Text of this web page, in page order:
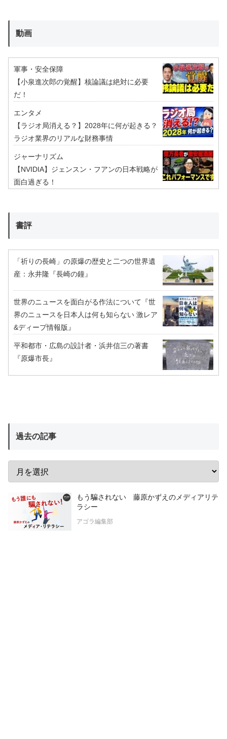
動画
軍事・安全保障
【小泉進次郎の覚醒】核論議は絶対に必要
だ！
エンタメ
【ラジオ局消える？】2028年に何が起きる？
ラジオ業界のリアルな財務事情
ジャーナリズム
【NVIDIA】ジェンスン・フアンの日本戦略が
面白過ぎる！
書評
「祈りの長崎」の原爆の歴史と二つの世界遺
産：永井隆『長崎の鐘』
世界のニュースを面白がる作法について『世
界のニュースを日本人は何も知らない 激レア
&ディープ情報版』
平和都市・広島の設計者・浜井信三の著書
『原爆市長』
過去の記事
もう騙されない 藤原かずえのメディアリテ
ラシー
アゴラ編集部